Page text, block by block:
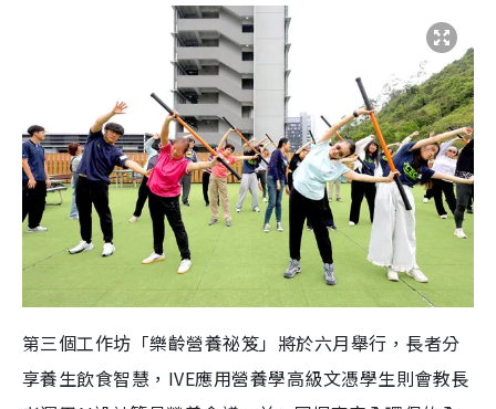
第三個工作坊「樂齡營養祕笈」將於六月舉行，長者分
享養生飲食智慧，IVE應用營養學高級文憑學生則會教長